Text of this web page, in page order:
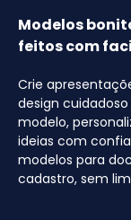
Modelos
feitos com
Crie
design
modelo,
ideias com
modelos para
cadastro, sem